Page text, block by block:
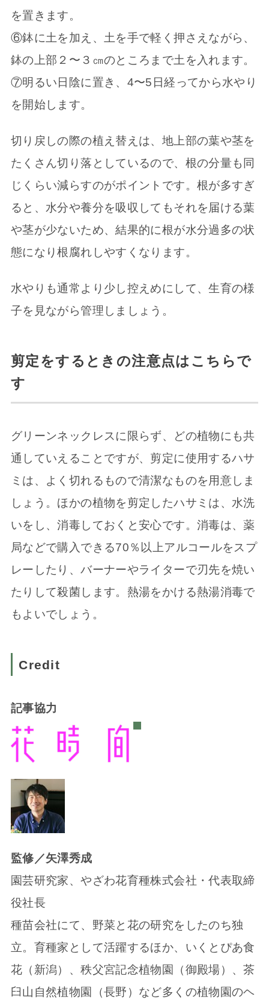
を置きます。
⑥鉢に土を加え、土を手で軽く押さえながら、
鉢の上部２〜３㎝のところまで土を入れます。
⑦明るい日陰に置き、4〜5日経ってから水やり
を開始します。
切り戻しの際の植え替えは、地上部の葉や茎を
たくさん切り落としているので、根の分量も同
じくらい減らすのがポイントです。根が多すぎ
ると、水分や養分を吸収してもそれを届ける葉
や茎が少ないため、結果的に根が水分過多の状
態になり根腐れしやすくなります。
水やりも通常より少し控えめにして、生育の様
子を見ながら管理しましょう。
剪定をするときの注意点はこちらで
す
グリーンネックレスに限らず、どの植物にも共
通していえることですが、剪定に使用するハサ
ミは、よく切れるもので清潔なものを用意しま
しょう。ほかの植物を剪定したハサミは、水洗
いをし、消毒しておくと安心です。消毒は、薬
局などで購入できる70％以上アルコールをスプ
レーしたり、バーナーやライターで刃先を焼い
たりして殺菌します。熱湯をかける熱湯消毒で
もよいでしょう。
Credit
記事協力
監修／矢澤秀成
園芸研究家、やざわ花育種株式会社・代表取締
役社長
種苗会社にて、野菜と花の研究をしたのち独
立。育種家として活躍するほか、いくとぴあ食
花（新潟）、秩父宮記念植物園（御殿場）、茶
臼山自然植物園（長野）など多くの植物園のヘ